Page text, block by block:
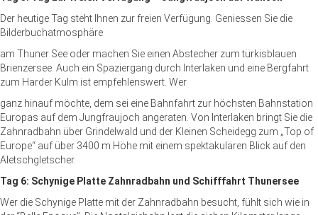
Der heutige Tag steht Ihnen zur freien Verfügung. Geniessen Sie die
Bilderbuchatmosphäre
am Thuner See oder machen Sie einen Abstecher zum türkisblauen
Brienzersee. Auch ein Spaziergang durch Interlaken und eine Bergfahrt
zum Harder Kulm ist empfehlenswert. Wer
ganz hinauf möchte, dem sei eine Bahnfahrt zur höchsten Bahnstation
Europas auf dem Jungfraujoch angeraten. Von Interlaken bringt Sie die
Zahnradbahn über Grindelwald und der Kleinen Scheidegg zum „Top of
Europe“ auf über 3400 m Höhe mit einem spektakulären Blick auf den
Aletschgletscher.
Tag 6: Schynige Platte Zahnradbahn und Schifffahrt Thunersee
Wer die Schynige Platte mit der Zahnradbahn besucht, fühlt sich wie in